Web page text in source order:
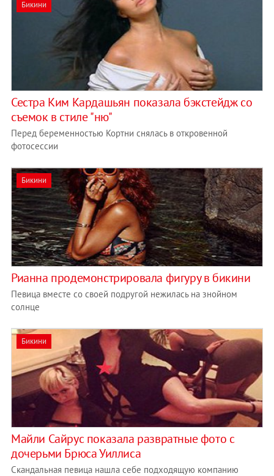
Бикини
Сестра Ким Кардашьян показала бэкстейдж со
съемок в стиле "ню"
Перед беременностью Кортни снялась в откровенной
фотосессии
Бикини
Рианна продемонстрировала фигуру в бикини
Певица вместе со своей подругой нежилась на знойном
солнце
Бикини
Майли Сайрус показала развратные фото с
дочерьми Брюса Уиллиса
Скандальная певица нашла себе подходящую компанию